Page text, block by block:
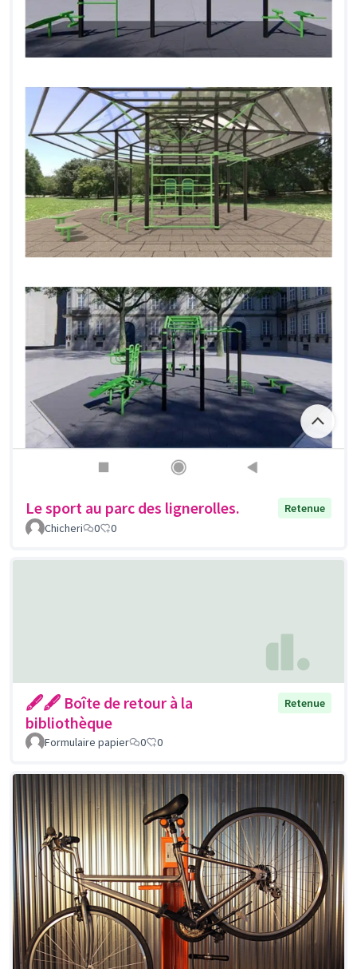
Le sport au parc des lignerolles.
Retenue
Chicheri
0 0
🖋🖋 Boîte de retour à la
bibliothèque
Retenue
Formulaire papier 0 0